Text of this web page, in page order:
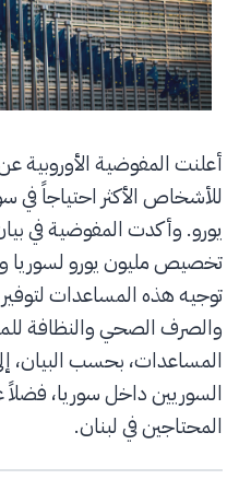
أعلنت المفوضية الأوروبية
يورو. وأكدت المفوضية في
توجيه هذه المساعدات لتوفير
والصرف الصحي والنظافة
المساعدات، بحسب البيان،
السوريين داخل سوريا،
المحتاجين في لبنان.